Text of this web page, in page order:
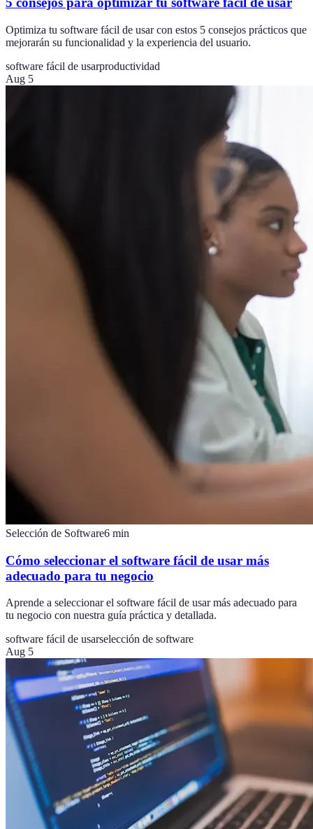
Optimiza tu software fácil de usar con estos 5 consejos prácticos que
mejorarán su funcionalidad y la experiencia del usuario.
software fácil de usarproductividad
Aug 5
Selección de Software6 min
Cómo seleccionar el software fácil de usar más
adecuado para tu negocio
Aprende a seleccionar el software fácil de usar más adecuado para
tu negocio con nuestra guía práctica y detallada.
software fácil de usarselección de software
Aug 5